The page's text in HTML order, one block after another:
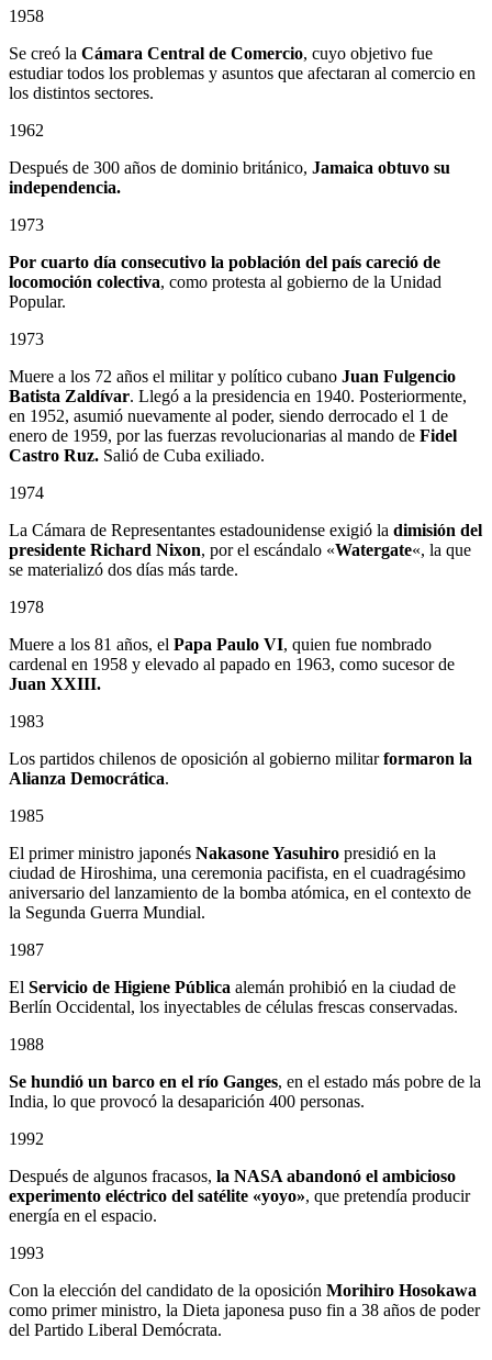
1958
Se creó la Cámara Central de Comercio, cuyo objetivo fue
estudiar todos los problemas y asuntos que afectaran al comercio en
los distintos sectores.
1962
Después de 300 años de dominio británico, Jamaica obtuvo su
independencia.
1973
Por cuarto día consecutivo la población del país careció de
locomoción colectiva, como protesta al gobierno de la Unidad
Popular.
1973
Muere a los 72 años el militar y político cubano Juan Fulgencio
Batista Zaldívar. Llegó a la presidencia en 1940. Posteriormente,
en 1952, asumió nuevamente al poder, siendo derrocado el 1 de
enero de 1959, por las fuerzas revolucionarias al mando de Fidel
Castro Ruz. Salió de Cuba exiliado.
1974
La Cámara de Representantes estadounidense exigió la dimisión del
presidente Richard Nixon, por el escándalo «Watergate«, la que
se materializó dos días más tarde.
1978
Muere a los 81 años, el Papa Paulo VI, quien fue nombrado
cardenal en 1958 y elevado al papado en 1963, como sucesor de
Juan XXIII.
1983
Los partidos chilenos de oposición al gobierno militarformaron la
Alianza Democrática.
1985
El primer ministro japonés Nakasone Yasuhiro presidió en la
ciudad de Hiroshima, una ceremonia pacifista, en el cuadragésimo
aniversario del lanzamiento de la bomba atómica, en el contexto de
la Segunda Guerra Mundial.
1987
El Servicio de Higiene Pública alemán prohibió en la ciudad de
Berlín Occidental, los inyectables de células frescas conservadas.
1988
Se hundió un barco en el río Ganges, en el estado más pobre de la
India, lo que provocó la desaparición 400 personas.
1992
Después de algunos fracasos, la NASA abandonó el ambicioso
experimento eléctrico del satélite «yoyo», que pretendía producir
energía en el espacio.
1993
Con la elección del candidato de la oposición Morihiro Hosokawa
como primer ministro, la Dieta japonesa puso fin a 38 años de poder
del Partido Liberal Demócrata.